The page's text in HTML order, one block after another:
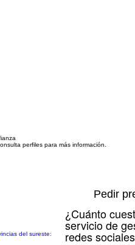
perfiles para más información.
del sureste:
Pedir
¿Cuánto
servicio de
redes